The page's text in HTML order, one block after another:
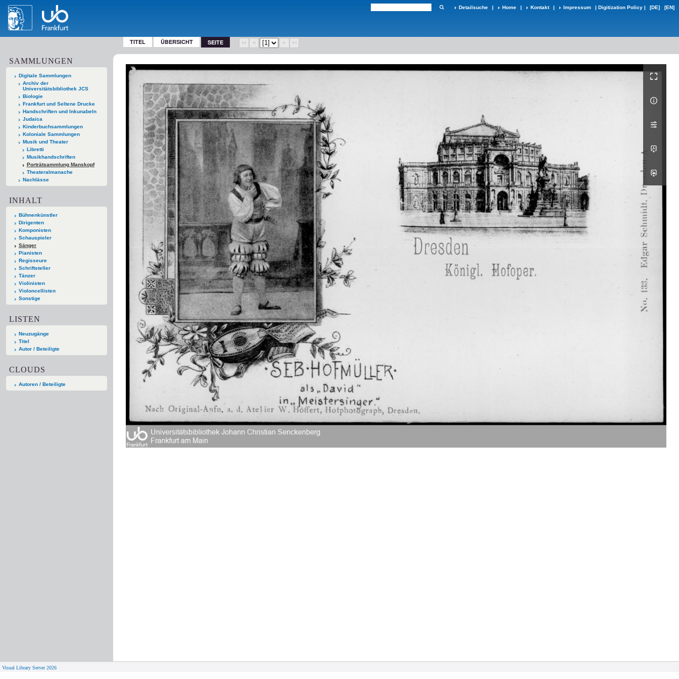
Detailsuche | Home | Kontakt | Impressum | Digitization Policy | [DE] [EN]
TITEL ÜBERSICHT SEITE
SAMMLUNGEN
Digitale Sammlungen
Archiv der
Universitätsbibliothek JCS
Biologie
Frankfurt und Seltene Drucke
Handschriften und Inkunabeln
Judaica
Kinderbuchsammlungen
Koloniale Sammlungen
Musik und Theater
Libretti
Musikhandschriften
Porträtsammlung Manskopf
Theateralmanache
Nachlässe
INHALT
Bühnenkünstler
Dirigenten
Komponisten
Schauspieler
Sänger
Pianisten
Regisseure
Schriftsteller
Tänzer
Violinisten
Violoncellisten
Sonstige
LISTEN
Neuzugänge
Titel
Autor / Beteiligte
CLOUDS
Autoren / Beteiligte
Visual Library Server 2026